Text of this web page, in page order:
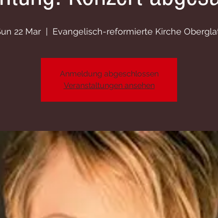
22 Mar
  |
Evangelisch-reformierte Kirche
Anmeldung abgeschlossen
Veranstaltungen ansehen